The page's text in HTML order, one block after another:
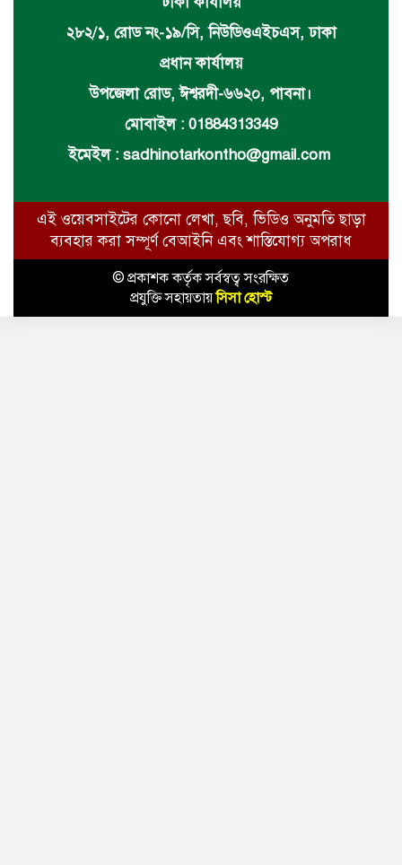
২৮২/১, রোড নং-১৯/সি, নিউডিওএইচএস, ঢাকা
প্রধান কার্যালয়
উপজেলা রোড, ঈশ্বরদী-৬৬২০, পাবনা।
মোবাইল : 01884313349
ইমেইল : sadhinotarkontho@gmail.com
এই ওয়েবসাইটের কোনো লেখা, ছবি, ভিডিও অনুমতি ছাড়া
ব্যবহার করা সম্পূর্ণ বেআইনি এবং শাস্তিযোগ্য অপরাধ
© প্রকাশক কর্তৃক সর্বস্বত্ব সংরক্ষিত
প্রযুক্তি সহায়তায়সিসা হোস্ট